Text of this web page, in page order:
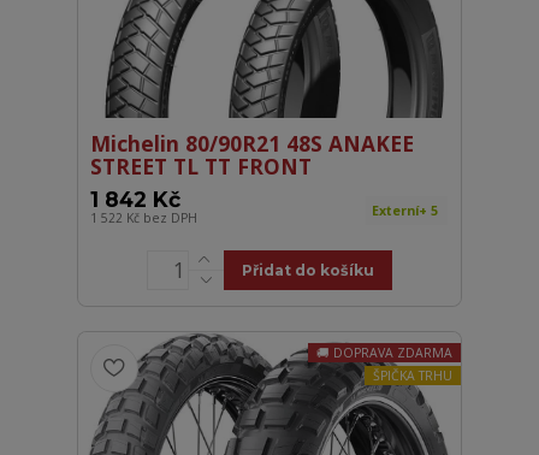
Michelin 80/90R21 48S ANAKEE
STREET TL TT FRONT
1 842 Kč
1 522 Kč bez DPH Externí+ 5
Přidat do košíku
DOPRAVA ZDARMA
ŠPIČKA TRHU